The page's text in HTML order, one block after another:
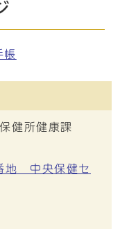
帳
健所健康課
地 中央保健セ